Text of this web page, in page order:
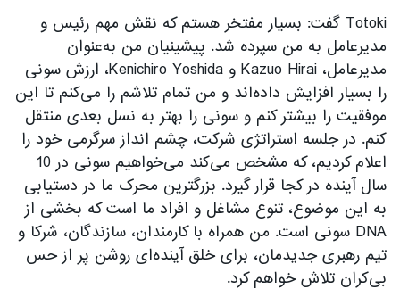
Totoki گفت: بسیار مفتخر هستم که نقش مهم رئیس و
مدیرعامل به من سپرده شد. پیشینیان من به‌عنوان
مدیرعامل، Kazuo Hirai و Kenichiro Yoshida، ارزش سونی
را بسیار افزایش داده‌اند و من تمام تلاشم را می‌کنم تا این
موفقیت را بیشتر کنم و سونی را بهتر به نسل بعدی منتقل
کنم. در جلسه استراتژی شرکت، چشم انداز سرگرمی خود را
اعلام کردیم، که مشخص می‌کند می‌خواهیم سونی در 10
سال آینده در کجا قرار گیرد. بزرگترین محرک ما در دستیابی
به این موضوع، تنوع مشاغل و افراد ما است که بخشی از
DNA سونی است. من همراه با کارمندان، سازندگان، شرکا و
تیم رهبری جدیدمان، برای خلق آینده‌ای روشن پر از حس
بی‌کران تلاش خواهم کرد.